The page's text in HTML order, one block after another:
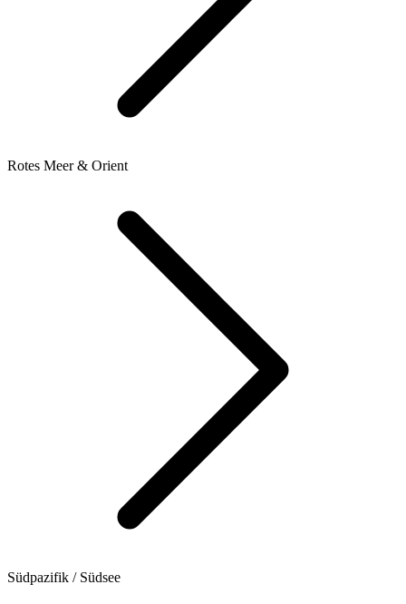
Rotes Meer & Orient
Südpazifik / Südsee